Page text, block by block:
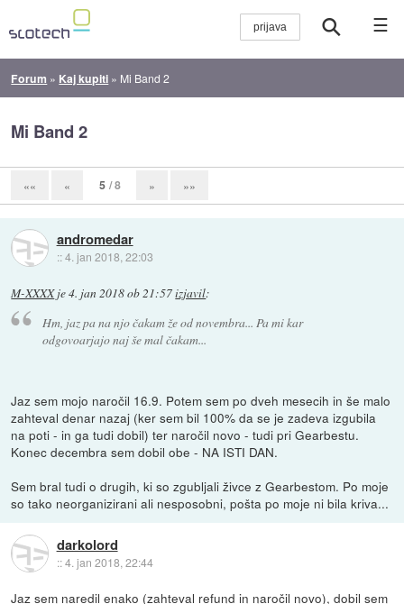
☰
Forum » Kaj kupiti » Mi Band 2
Mi Band 2
«« « 5 / 8 » »»
andromedar
::4. jan 2018, 22:03
M-XXXXje4. jan 2018 ob 21:57izjavil:
Hm, jaz pa na njo čakam že od novembra... Pa mi kar
odgovoarjajo naj še mal čakam...
Jaz sem mojo naročil 16.9. Potem sem po dveh mesecih in še malo
zahteval denar nazaj (ker sem bil 100% da se je zadeva izgubila
na poti - in ga tudi dobil) ter naročil novo - tudi pri Gearbestu.
Konec decembra sem dobil obe - NA ISTI DAN.
Sem bral tudi o drugih, ki so zgubljali živce z Gearbestom. Po moje
so tako neorganizirani ali nesposobni, pošta po moje ni bila kriva...
darkolord
::4. jan 2018, 22:44
Jaz sem naredil enako (zahteval refund in naročil novo), dobil sem